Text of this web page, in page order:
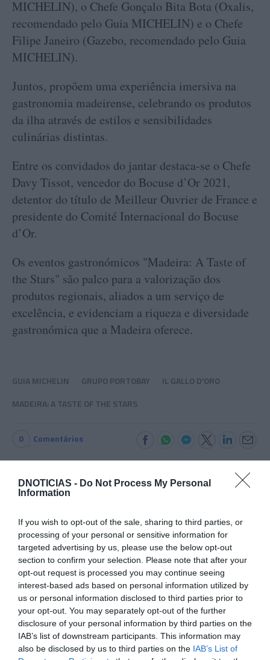
DNOTICIAS - Do Not Process My Personal
Information
If you wish to opt-out of the sale, sharing to third parties, or
processing of your personal or sensitive information for
targeted advertising by us, please use the below opt-out
section to confirm your selection. Please note that after your
opt-out request is processed you may continue seeing
interest-based ads based on personal information utilized by
us or personal information disclosed to third parties prior to
your opt-out. You may separately opt-out of the further
disclosure of your personal information by third parties on the
IAB’s list of downstream participants. This information may
also be disclosed by us to third parties on the IAB’s List of
MICHELIN), o Chefe Gonçalo Bita Bota (Oxalis,
recomendado pelo Guia MICHELIN) e o Chefe
Filipe Janeiro (Gazebo, recomendado pelo Guia
MICHELIN).
Juntos, propõem uma experiência imersiva na
gastronomia madeirense, celebrando os produtos
da ilha através de estilos e sensibilidades
culinárias distintas.
Entre os convidados do jantar destaca-se o Chefe
Davy Tissot, vencedor do Bocuse d’Or 2021,
detentor do título de Meilleur Ouvrier de France e
presidente do Comité Internacional do Bocuse
d’Or.
Os eventos gastronómicos "Madeira: A Taste of
the Stars" são palco para a valorização dos
produtos regionais, aliados a um serviço de
excelência, e evidenciam a riqueza e diversidade
gastronómica que a Madeira oferece.
GUIA MICHELIN GRUPO PORTOBAY
IL GALLO D'ORO
MADEIRA: A TASTE OF THE STARS
0 Comentários
Últimas
ROTEIRO
Mariano regressa ao Marginal e Summer Jam anima o
Jam este Sábado
CRISTIANO RONALDO
“Muda o corpo de todas as mulheres”
PRODUTOS E MARCAS